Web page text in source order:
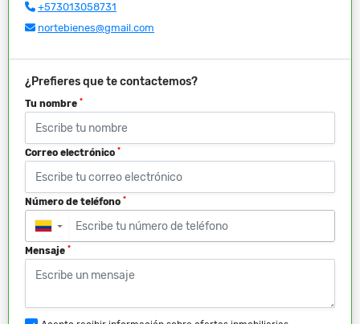
+573013058731
nortebienes@gmail.com
¿Prefieres que te contactemos?
Tu nombre *
Correo electrónico *
Número de teléfono *
▼
Mensaje *